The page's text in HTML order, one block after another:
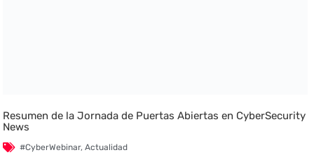
Resumen de la Jornada de Puertas Abiertas en CyberSecurity
News
#CyberWebinar,Actualidad